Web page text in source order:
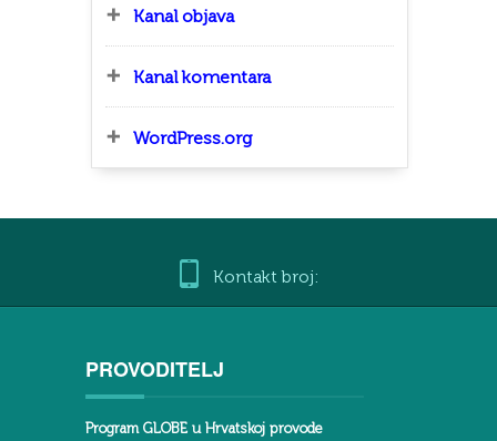
Kanal objava
Kanal komentara
WordPress.org
Kontakt broj:
PROVODITELJ
Program GLOBE u Hrvatskoj provode